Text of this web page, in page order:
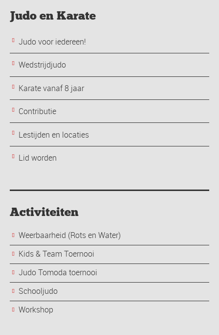
Judo en Karate
Judo voor iedereen!
Wedstrijdjudo
Karate vanaf 8 jaar
Contributie
Lestijden en locaties
Lid worden
Activiteiten
Weerbaarheid (Rots en Water)
Kids & Team Toernooi
Judo Tomoda toernooi
Schooljudo
Workshop